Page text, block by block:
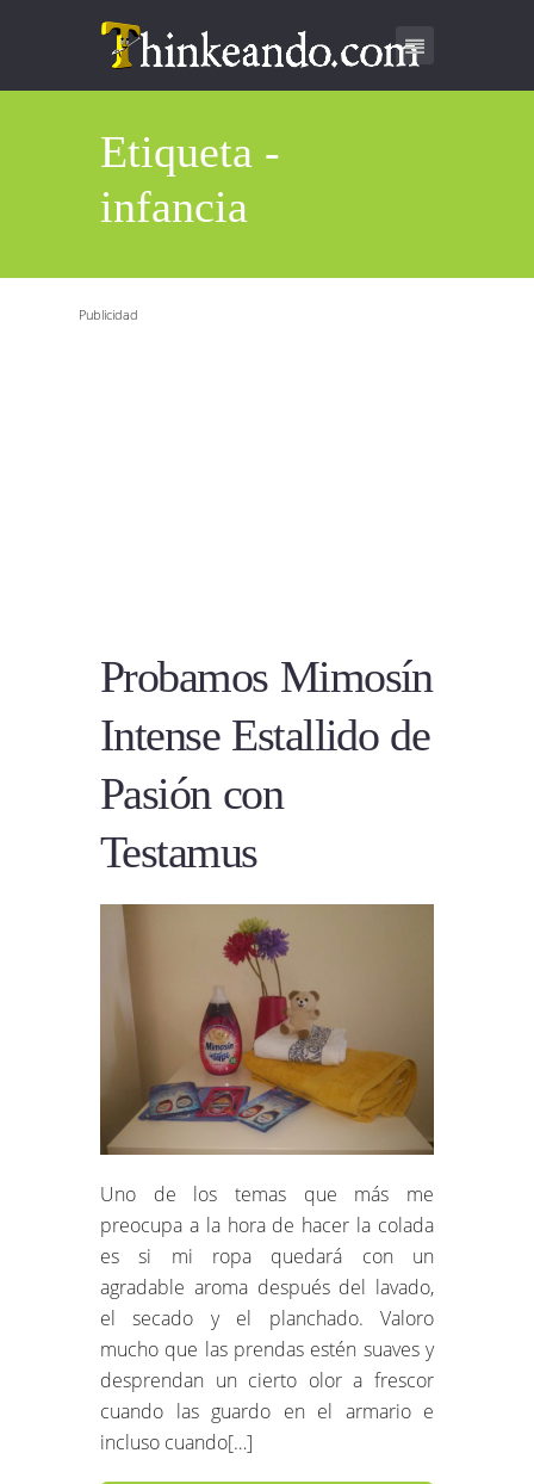
Etiqueta -
infancia
Publicidad
Probamos Mimosín
Intense Estallido de
Pasión con
Testamus
Uno de los temas que más me
preocupa a la hora de hacer la colada
es si mi ropa quedará con un
agradable aroma después del lavado,
el secado y el planchado. Valoro
mucho que las prendas estén suaves y
desprendan un cierto olor a frescor
cuando las guardo en el armario e
incluso cuando[…]